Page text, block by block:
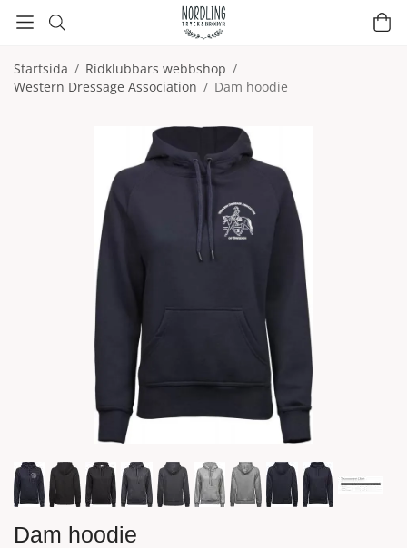
Startsida / Ridklubbars webbshop /
Western Dressage Association / Dam hoodie
Dam hoodie